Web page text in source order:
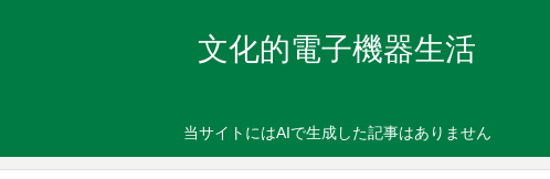
文化的電子機器生活
当サイトにはAIで生成した記事はありません